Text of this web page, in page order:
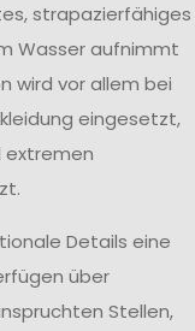
strapazierfähiges
Wasser aufnimmt
wird vor allem bei
eingesetzt,
extremen
Details eine
über
Stellen,